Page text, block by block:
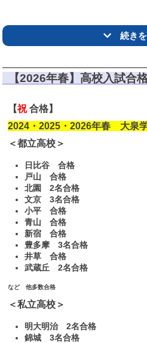
続きを
【2026年春】高校入試合
【祝合格】
2024・2025・2026年春 大泉
＜都立高校＞
日比谷 合格
戸山 合格
北園 2名合格
文京 3名合格
小平 合格
青山 合格
新宿 合格
豊多摩 3名合格
井草 合格
武蔵丘 2名合格
など 他多数合格
＜私立高校＞
明大明治 2名合格
錦城 3名合格